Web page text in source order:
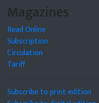
Magazines
Read Online
Subscription
Circulation
Tariff
Subscribe to print edition